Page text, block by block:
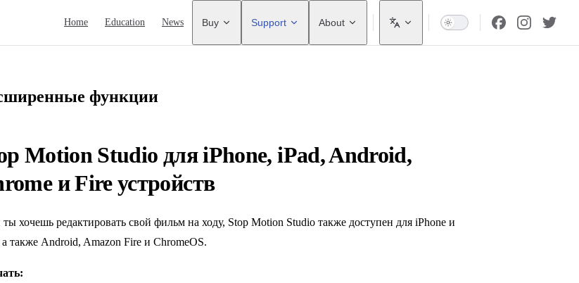
Home Education News Buy Support About
функции
Motion Studio для iPhone, iPad, Android,
и Fire устройств
хочешь редактировать свой фильм на ходу, Stop Motion Studio также доступен для iPhone и
а также Android, Amazon Fire и ChromeOS.